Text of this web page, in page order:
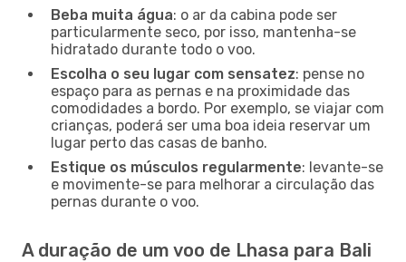
Beba muita água: o ar da cabina pode ser
particularmente seco, por isso, mantenha-se
hidratado durante todo o voo.
Escolha o seu lugar com sensatez: pense no
espaço para as pernas e na proximidade das
comodidades a bordo. Por exemplo, se viajar com
crianças, poderá ser uma boa ideia reservar um
lugar perto das casas de banho.
Estique os músculos regularmente: levante-se
e movimente-se para melhorar a circulação das
pernas durante o voo.
A duração de um voo de Lhasa para Bali